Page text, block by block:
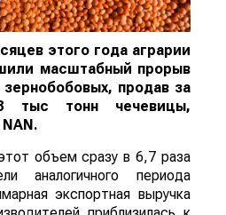
этого года аграрии
масштабный прорыв
продав за
тыс тонн чечевицы,
NAN.
объем сразу в 6,7 раза
аналогичного периода
экспортная выручка